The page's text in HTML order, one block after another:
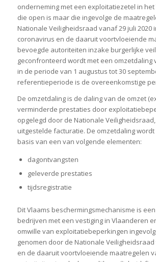
onderneming met een exploitatiezetel in
die open is maar die ingevolge de
Nationale Veiligheidsraad vanaf 29 juli 2020
coronavirus en de daaruit voortvloeiende
bevoegde autoriteiten inzake burgerlijke
geconfronteerd wordt met een omzetdaling
in de periode van 1 augustus tot 30
referentieperiode is de overeenkomstige
De omzetdaling is de daling van de omzet
verminderde prestaties door
opgelegd door de Nationale
uitgestelde facturatie. De omzetdaling
basis van een van volgende elementen:
dagontvangsten
geleverde prestaties
tijdsregistratie
Dit Vlaams beschermingsmechanisme is
bedrijven met een vestiging in Vlaanderen
omwille van exploitatiebeperkingen
genomen door de Nationale Veiligheidsraad
en de daaruit voortvloeiende maatregelen